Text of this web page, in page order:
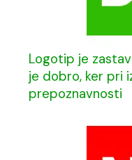
Logotip je
je dobro, ker pri
prepoznavnosti